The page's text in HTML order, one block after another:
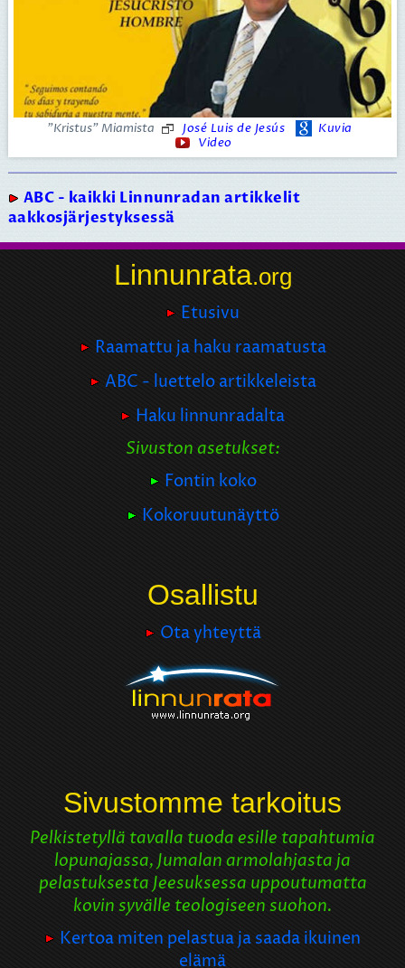
"Kristus" Miamista José Luis de Jesús
Kuvia
Video
ABC - kaikki Linnunradan artikkelit
aakkosjärjestyksessä
Linnunrata.org
Etusivu
Raamattu ja haku raamatusta
ABC - luettelo artikkeleista
Haku linnunradalta
Sivuston asetukset:
Fontin koko
Kokoruutunäyttö
Osallistu
Ota yhteyttä
Sivustomme tarkoitus
Pelkistetyllä tavalla tuoda esille tapahtumia
lopunajassa, Jumalan armolahjasta ja
pelastuksesta Jeesuksessa uppoutumatta
kovin syvälle teologiseen suohon.
Kertoa miten pelastua ja saada ikuinen
elämä